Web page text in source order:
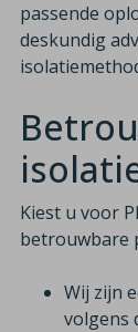
passende
deskundig
Kiest u voor
betrouwbare
Wij zijn
volgens